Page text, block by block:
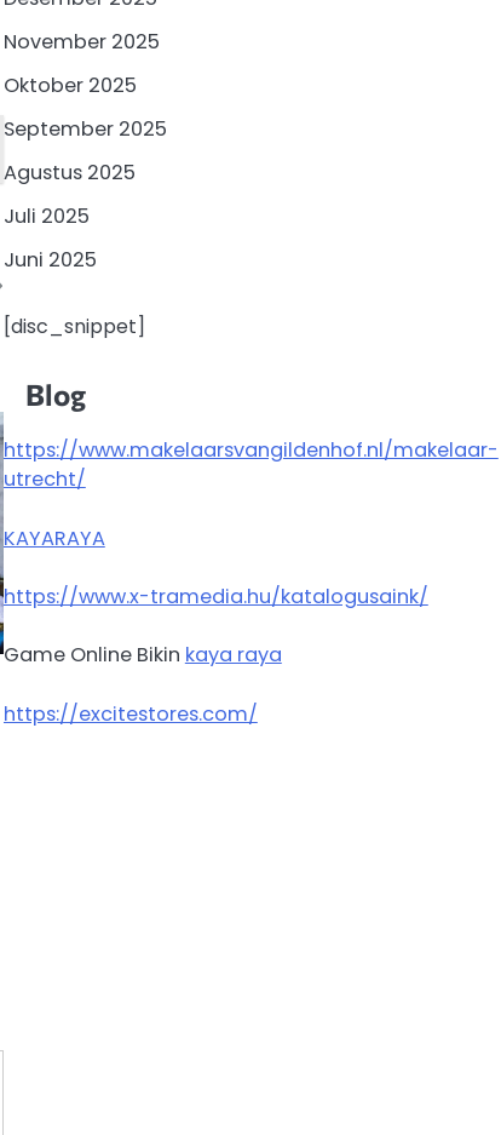
November 2025
Oktober 2025
September 2025
Agustus 2025
Juli 2025
Juni 2025
[disc_snippet]
Blog
https://www.makelaarsvangildenhof.nl/makelaar-
utrecht/
KAYARAYA
https://www.x-tramedia.hu/katalogusaink/
Game Online Bikin kaya raya
https://excitestores.com/